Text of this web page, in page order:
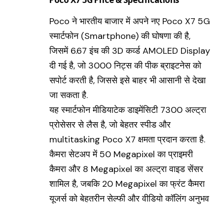
Poco ने भारतीय बाजार में अपने नए Poco X7 5G
स्मार्टफोन (Smartphone) की घोषणा की है,
जिसमें 6.67 इंच की 3D कर्व्ड AMOLED Display
दी गई है, जो 3000 निट्स की पीक ब्राइटनेस को
सपोर्ट करती है, जिससे इसे बाहर भी आसानी से देखा
जा सकता है.
यह स्मार्टफोन मीडियाटेक डाइमेंसिटी 7300 अल्ट्रा
प्रोसेसर से लैस है, जो बेहतर स्पीड और
multitasking Poco X7 क्षमता प्रदान करता है.
कैमरा सेटअप में 50 Megapixel का प्राइमरी
कैमरा और 8 Megapixel का अल्ट्रा वाइड सेंसर
शामिल है, जबकि 20 Megapixel का फ्रंट कैमरा
यूजर्स को बेहतरीन सेल्फी और वीडियो कॉलिंग अनुभव